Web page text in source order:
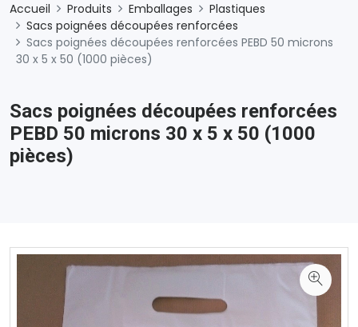
Accueil Produits Emballages
Plastiques
Sacs poignées découpées renforcées
Sacs poignées découpées renforcées PEBD 50 microns
30 x 5 x 50 (1000 pièces)
Sacs poignées découpées renforcées
PEBD 50 microns 30 x 5 x 50 (1000
pièces)